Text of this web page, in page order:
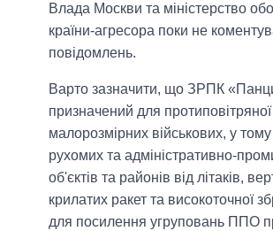
Влада Москви та міністерство
країни-агресора поки не
повідомлень.
Варто зазначити, що ЗРПК
призначений для
малорозмірних військових, у тому
рухомих та адміністративно-
об'єктів та районів від літаків,
крилатих ракет та високоточної
для посилення угруповань ППО